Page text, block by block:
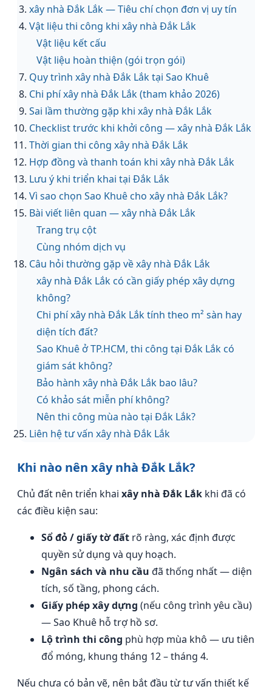
xây nhà Đắk Lắk — Tiêu chí chọn đơn vị uy tín
Vật liệu thi công khi xây nhà Đắk Lắk
Vật liệu kết cấu
Vật liệu hoàn thiện (gói trọn gói)
Quy trình xây nhà Đắk Lắk tại Sao Khuê
Chi phí xây nhà Đắk Lắk (tham khảo 2026)
Sai lầm thường gặp khi xây nhà Đắk Lắk
Checklist trước khi khởi công — xây nhà Đắk Lắk
Thời gian thi công xây nhà Đắk Lắk
Hợp đồng và thanh toán khi xây nhà Đắk Lắk
Lưu ý khi triển khai tại Đắk Lắk
Vì sao chọn Sao Khuê cho xây nhà Đắk Lắk?
Bài viết liên quan — xây nhà Đắk Lắk
Trang trụ cột
Cùng nhóm dịch vụ
Câu hỏi thường gặp về xây nhà Đắk Lắk
xây nhà Đắk Lắk có cần giấy phép xây dựng
không?
Chi phí xây nhà Đắk Lắk tính theo m² sàn hay
diện tích đất?
Sao Khuê ở TP.HCM, thi công tại Đắk Lắk có
giám sát không?
Bảo hành xây nhà Đắk Lắk bao lâu?
Có khảo sát miễn phí không?
Nên thi công mùa nào tại Đắk Lắk?
Liên hệ tư vấn xây nhà Đắk Lắk
Khi nào nên xây nhà Đắk Lắk?
Chủ đất nên triển khai xây nhà Đắk Lắk khi đã có
các điều kiện sau:
Sổ đỏ / giấy tờ đất rõ ràng, xác định được
quyền sử dụng và quy hoạch.
Ngân sách và nhu cầu đã thống nhất — diện
tích, số tầng, phong cách.
Giấy phép xây dựng (nếu công trình yêu cầu)
— Sao Khuê hỗ trợ hồ sơ.
Lộ trình thi công phù hợp mùa khô — ưu tiên
đổ móng, khung tháng 12 – tháng 4.
Nếu chưa có bản vẽ, nên bắt đầu từ tư vấn thiết kế